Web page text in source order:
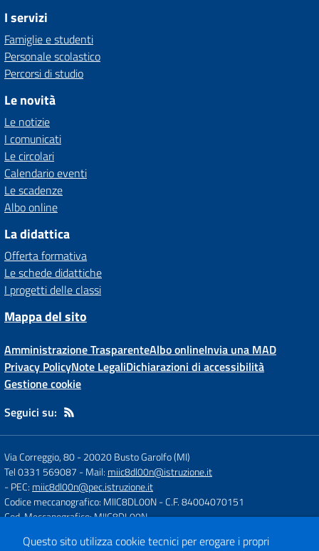
I servizi
Famiglie e studenti
Personale scolastico
Percorsi di studio
Le novità
Le notizie
I comunicati
Le circolari
Calendario eventi
Le scadenze
Albo online
La didattica
Offerta formativa
Le schede didattiche
I progetti delle classi
Mappa del sito
Amministrazione TrasparenteAlbo onlineInvia una MAD
Privacy PolicyNote LegaliDichiarazioni di accessibilità
Gestione cookie
Seguici su:
Via Correggio, 80-20020 Busto Garolfo (MI)
Tel 0331 569087 - Mail: miic8dl00n@istruzione.it
- PEC: miic8dl00n@pec.istruzione.it
Codice meccanografico: MIIC8DL00N- C.F. 84004070151
Cod. Meccanografico: MIIC8DL00N
Questo sito utilizza cookie tecnici per erogare i propri